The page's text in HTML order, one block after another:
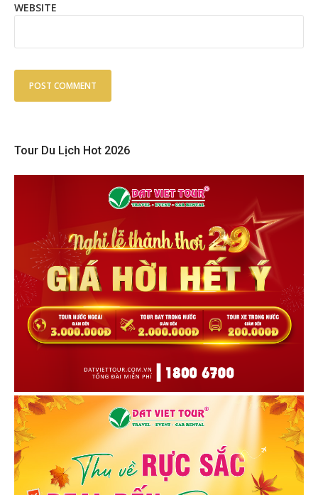
WEBSITE
Tour Du Lịch Hot 2026